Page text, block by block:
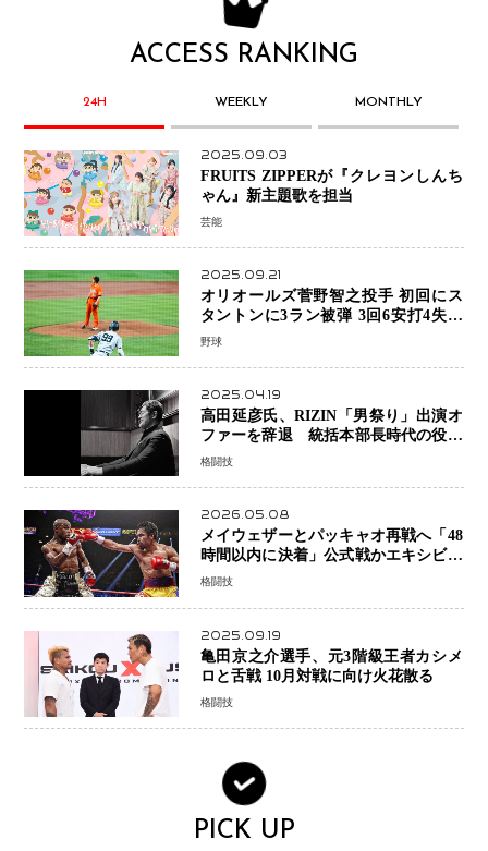
ACCESS RANKING
24H WEEKLY MONTHLY
2025.09.03
FRUITS ZIPPERが『クレヨンしんち
ゃん』新主題歌を担当
芸能
2025.09.21
オリオールズ菅野智之投手 初回にス
タントンに3ラン被弾 3回6安打4失点
で降板
野球
2025.04.19
高田延彦氏、RIZIN「男祭り」出演オ
ファーを辞退 統括本部長時代の役目
「すでに終えています」と明言
格闘技
2026.05.08
メイウェザーとパッキャオ再戦へ「48
時間以内に決着」公式戦かエキシビシ
ョンか混迷続く
格闘技
2025.09.19
亀田京之介選手、元3階級王者カシメ
格闘技
PICK UP